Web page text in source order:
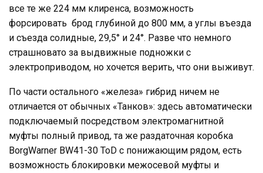
все те же 224 мм клиренса, возможность
форсировать брод глубиной до 800 мм, а углы въезда
и съезда солидные, 29,5° и 24°. Разве что немного
страшновато за выдвижные подножки с
электроприводом, но хочется верить, что они выживут.
По части остального «железа» гибрид ничем не
отличается от обычных «Танков»: здесь автоматически
подключаемый посредством электромагнитной
муфты полный привод, та же раздаточная коробка
BorgWarner BW41-30 ToD с понижающим рядом, есть
возможность блокировки межосевой муфты и